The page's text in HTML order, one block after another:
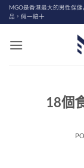
Skip
to
MGO是香港最大的男性保
品，假一賠十
18個